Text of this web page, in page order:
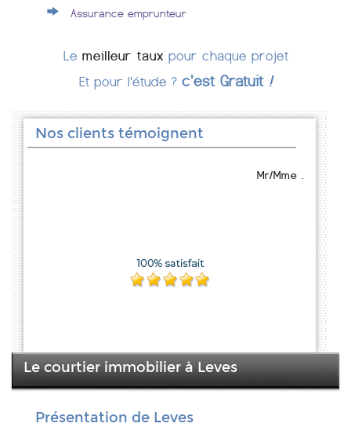
Assurance emprunteur
Le meilleur taux pour chaque projet
Et pour l'étude ? c'est Gratuit !
Nos clients témoignent
Mr/Mme .
Le courtier immobilier à Leves
Présentation de Leves